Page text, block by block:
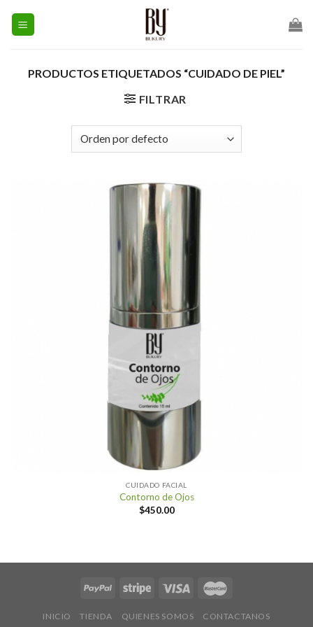
PRODUCTOS ETIQUETADOS “CUIDADO DE PIEL”
FILTRAR
CUIDADO FACIAL
Contorno de Ojos
$450.00
INICIO TIENDA QUIENES SOMOS CONTACTANOS